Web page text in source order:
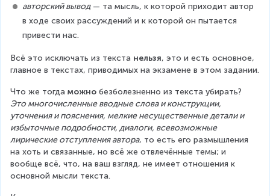
авторский вывод — та мысль, к которой приходит автор
в ходе своих рассуждений и к которой он пытается
привести нас.
Всё это исключать из текста нельзя, это и есть основное,
главное в текстах, приводимых на экзамене в этом задании.
Что же тогда можно безболезненно из текста убирать?
Это многочисленные вводные слова и конструкции,
уточнения и пояснения, мелкие несущественные детали и
избыточные подробности, диалоги, всевозможные
лирические отступления автора, то есть его размышления
на хоть и связанные, но всё же отвлечённые темы; и
вообще всё, что, на ваш взгляд, не имеет отношения к
основной мысли текста.